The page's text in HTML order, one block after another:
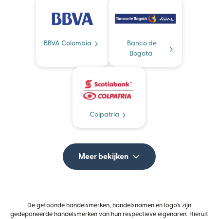
BBVA Colombia
Banco de
Bogotá
Colpatria
Meer bekijken
De getoonde handelsmerken, handelsnamen en logo's zijn
gedeponeerde handelsmerken van hun respectieve eigenaren. Hieruit